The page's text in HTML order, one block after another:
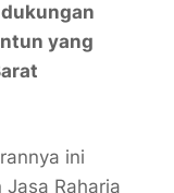
yang
ini
Raharja